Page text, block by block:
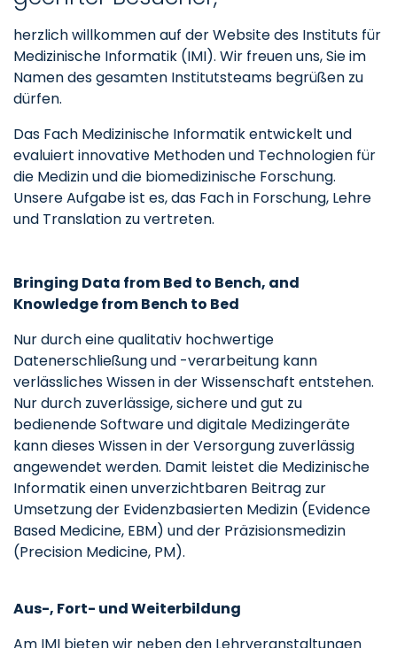
herzlich willkommen auf der Website des Instituts für
Medizinische Informatik (IMI). Wir freuen uns, Sie im
Namen des gesamten Institutsteams begrüßen zu
dürfen.
Das Fach Medizinische Informatik entwickelt und
evaluiert innovative Methoden und Technologien für
die Medizin und die biomedizinische Forschung.
Unsere Aufgabe ist es, das Fach in Forschung, Lehre
und Translation zu vertreten.
Bringing Data from Bed to Bench, and
Knowledge from Bench to Bed
Nur durch eine qualitativ hochwertige
Datenerschließung und -verarbeitung kann
verlässliches Wissen in der Wissenschaft entstehen.
Nur durch zuverlässige, sichere und gut zu
bedienende Software und digitale Medizingeräte
kann dieses Wissen in der Versorgung zuverlässig
angewendet werden. Damit leistet die Medizinische
Informatik einen unverzichtbaren Beitrag zur
Umsetzung der Evidenzbasierten Medizin (Evidence
Based Medicine, EBM) und der Präzisionsmedizin
(Precision Medicine, PM).
Aus-, Fort- und Weiterbildung